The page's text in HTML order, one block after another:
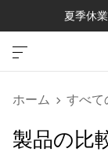
夏季休
ホーム すべて
製品の比